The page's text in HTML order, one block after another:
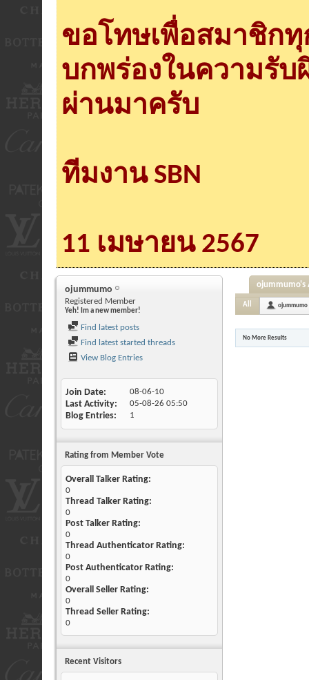
ขอโทษเพื่อสมาชิก
บกพร่องในความรั
ผ่านมาครับ
ทีมงาน SBN
11 เมษายน 2567
ojummumo
Registered Member
Yeh! Im a new member!
Find latest posts
Find latest started threads
View Blog Entries
Join Date 08-06-10
Last Activity 05-08-26 05:50
Blog Entries 1
Rating from Member Vote
Overall Talker Rating:
0
Thread Talker Rating:
0
Post Talker Rating:
0
Thread Authenticator Rating:
0
Post Authenticator Rating:
0
Overall Seller Rating:
0
Thread Seller Rating:
0
Recent Visitors
ojummumo's
All ojummumo
No More Results